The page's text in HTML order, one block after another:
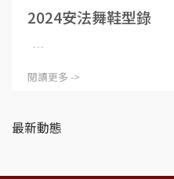
2024安法舞鞋型錄
⋯
閱讀更多 ->
最新動態